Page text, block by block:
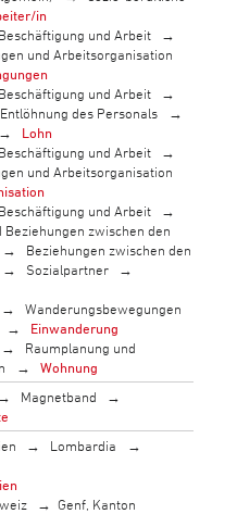
in
Beschäftigung und Arbeit
und Arbeitsorganisation
Beschäftigung und Arbeit
des Personals
Lohn
Beschäftigung und Arbeit
und Arbeitsorganisation
Beschäftigung und Arbeit
zwischen den
Beziehungen zwischen den
Sozialpartner
Wanderungsbewegungen
Einwanderung
Raumplanung und
Wohnung
Magnetband
Lombardia
Genf, Kanton